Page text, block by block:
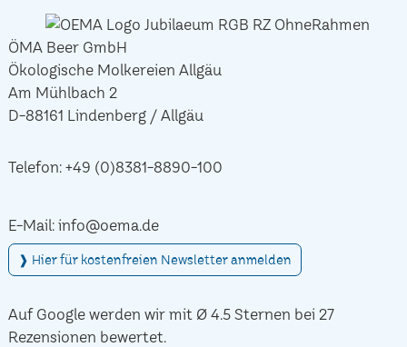
ÖMA Beer GmbH
Ökologische Molkereien Allgäu
Am Mühlbach 2
D-88161 Lindenberg / Allgäu
Telefon: +49 (0)8381-8890-100
E-Mail: info@oema.de
❱ Hier für kostenfreien Newsletter anmelden
Auf Google werden wir mit Ø 4.5 Sternen bei 27
Rezensionen bewertet.